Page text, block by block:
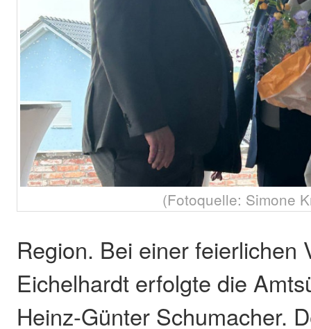
(Fotoquelle: Simone
Region. Bei einer feierlichen
Eichelhardt erfolgte die
Heinz-Günter Schumacher.